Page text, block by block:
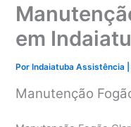
em
Por Indaiatuba Assistência
Manutenção